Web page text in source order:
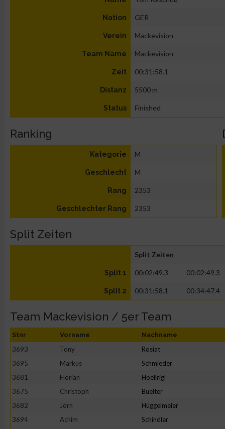
Nation GER
Verein Mackevision
Team Name Mackevision
Zeit 00:31:58.1
Distanz 5500 m
Status Finished
Ranking
Kategorie M
Geschlecht M
Rang 2353
Geschlechter Rang 2353
Split Zeiten
Split Zeiten
Split 1 00:02:49.3 00:02:49.3
Split 2 00:31:58.1 00:34:47.4
Team Mackevision / 5er Team
Stnr Vorname Nachname
3693 Tony Rosiat
3695
Markus Schmieder
3681
Florian Hoellrigl
3675
Christoph Buelter
3682
Jörn Hüggelmeier
3694
Achim Schindler